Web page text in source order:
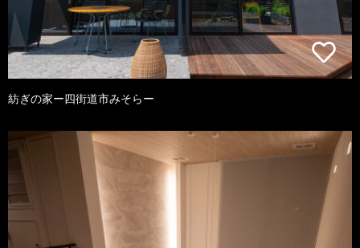
紡ぎの家ー四街道市みそらー